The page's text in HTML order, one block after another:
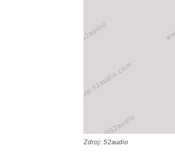
Zdroj: 52audio